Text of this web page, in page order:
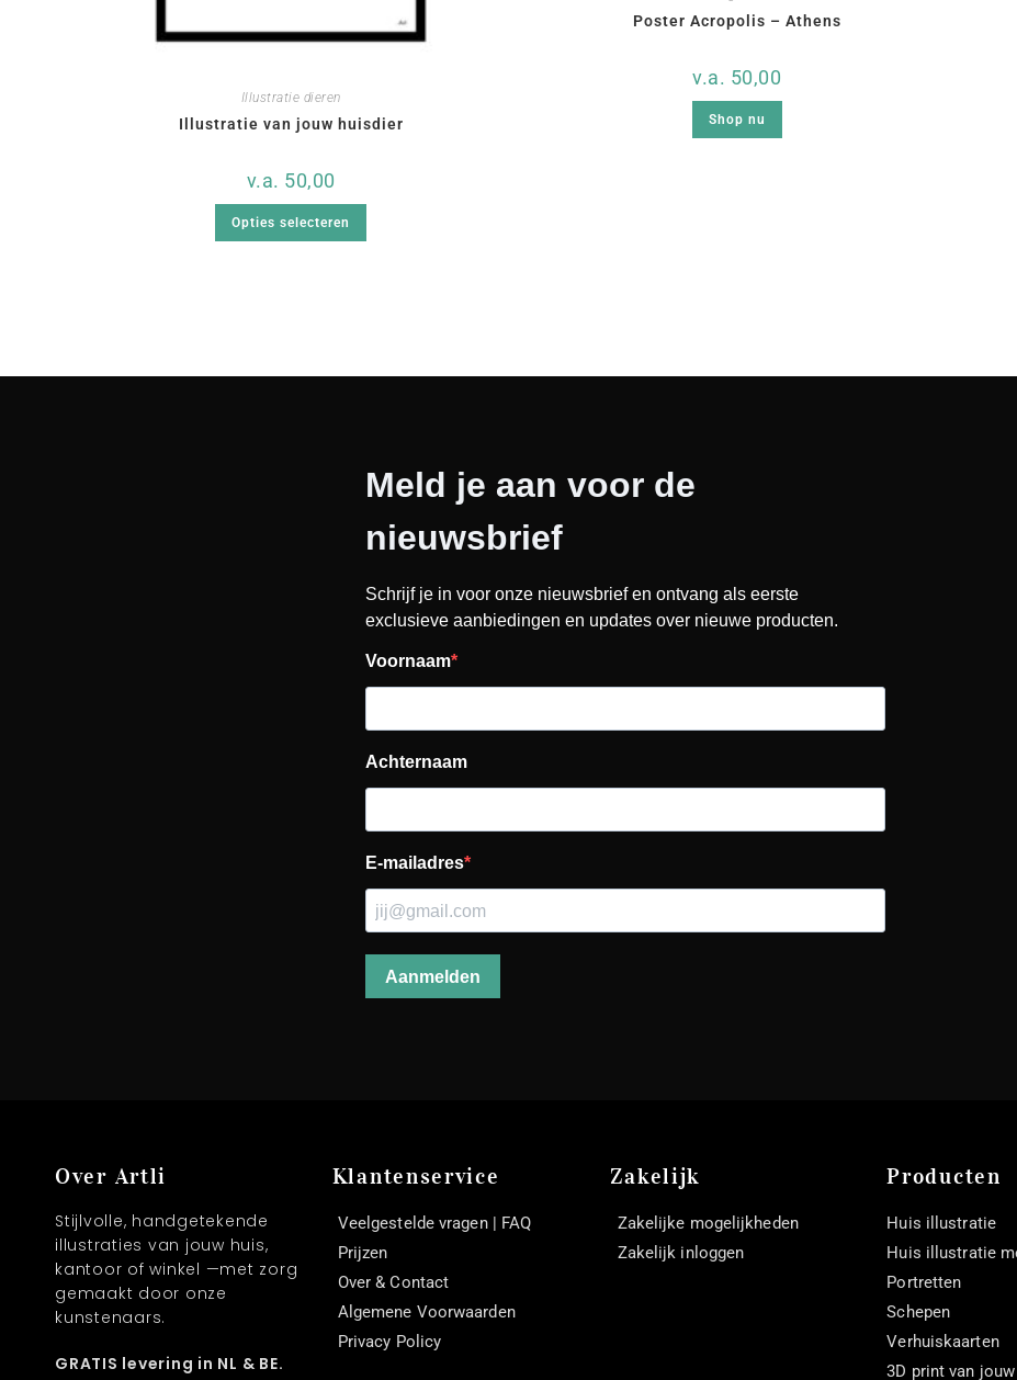
Illustratie dieren
Illustratie van jouw huisdier
v.a. 50,00
Opties selecteren
Poster Acropolis – Athens
v.a. 50,00
Shop nu
Over Artli
Stijlvolle, handgetekende
illustraties van jouw huis,
kantoor of winkel —met zorg
gemaakt door onze
kunstenaars.
GRATIS levering in NL & BE.
Klantenservice
Veelgestelde vragen | FAQ
Prijzen
Over & Contact
Algemene Voorwaarden
Privacy Policy
Zakelijk
Zakelijke mogelijkheden
Zakelijk inloggen
Producten
Huis illustratie
Huis illustratie
Portretten
Schepen
Verhuiskaarten
3D print van